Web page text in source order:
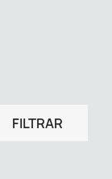
FILTRAR